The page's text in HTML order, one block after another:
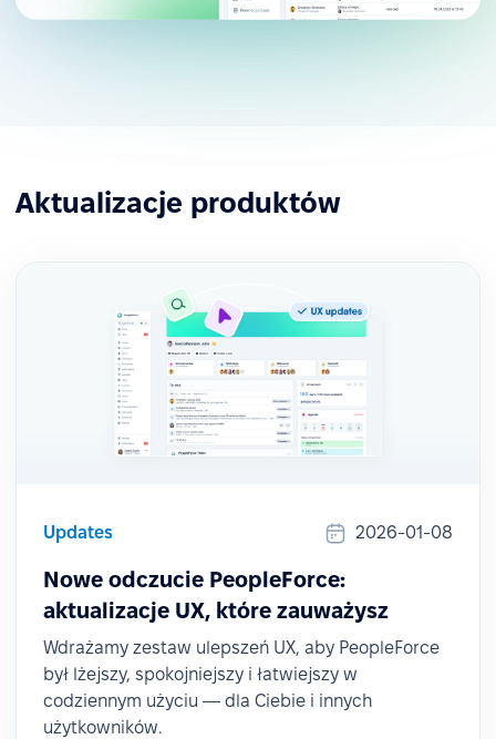
Aktualizacje produktów
Updates 2026-01-08
Nowe odczucie PeopleForce:
aktualizacje UX, które zauważysz
Wdrażamy zestaw ulepszeń UX, aby PeopleForce
był lżejszy, spokojniejszy i łatwiejszy w
codziennym użyciu — dla Ciebie i innych
użytkowników.